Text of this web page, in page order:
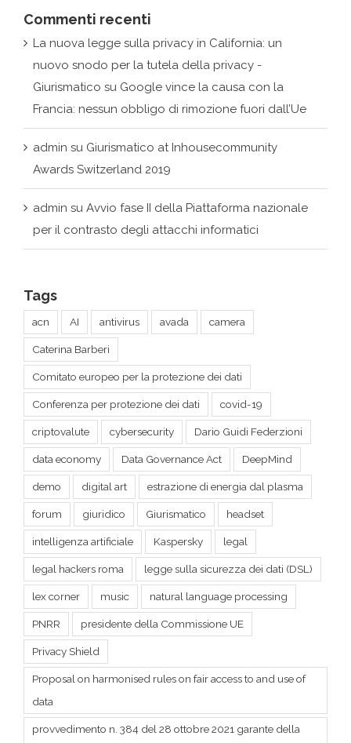
nuovo snodo per la tutela della privacy -
GiurismaticosuGoogle vince la causa con la
Francia: nessun obbligo di rimozione fuori dall’Ue
adminsuGiurismatico at Inhousecommunity
Awards Switzerland 2019
adminsuAvvio fase II della Piattaforma nazionale
per il contrasto degli attacchi informatici
Tags
Caterina Barberi
Comitato europeo per la protezione dei dati
Conferenza per protezione dei dati
criptovalute cybersecurity Dario Guidi Federzioni
data economy Data Governance Act DeepMind
demo digital art estrazione di energia dal plasma
forum giuridico Giurismatico headset
intelligenza artificiale Kaspersky legal
legal hackers roma legge sulla sicurezza dei dati (DSL)
lex corner music natural language processing
PNRR presidente della Commissione UE
Privacy Shield
Proposal on harmonised rules on fair access to and use of
data
provvedimento n. 384 del 28 ottobre 2021 garante della
privacy Dario Guidi Federzoni
release Repubblica popolare cinese